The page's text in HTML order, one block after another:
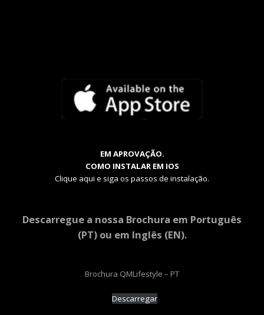
EM APROVAÇÃO.
COMO INSTALAR EM IOS
Clique aqui e siga os passos de instalação.
Descarregue a nossa Brochura em Português
(PT) ou em Inglês (EN).
Brochura QMLifestyle – PT
Descarregar